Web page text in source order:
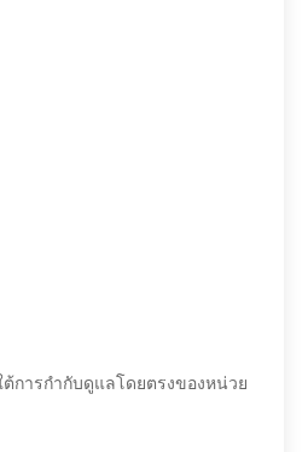
การกำกับดูแลโดยตรงของหน่วย